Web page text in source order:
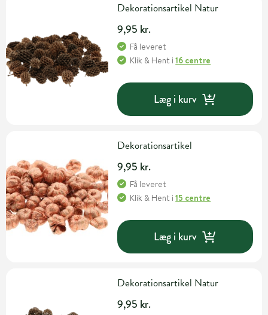
Dekorationsartikel Natur
9,95 kr.
Få leveret
Klik & Hent i16 centre
Læg i kurv
Dekorationsartikel
9,95 kr.
Få leveret
Klik & Hent i15 centre
Læg i kurv
Dekorationsartikel Natur
9,95 kr.